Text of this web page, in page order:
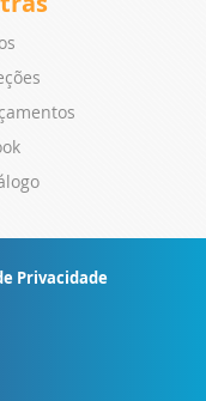
Privacidade